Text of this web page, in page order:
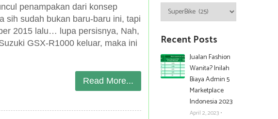
Kategori
Recent Posts
Jualan Fashion
Wanita? Inilah
Biaya Admin 5
Marketplace
Indonesia 2023
April 2, 2023 •
penampakan dari konsep
sih sudah bukan baru-baru ini, tapi
2015 lalu… lupa persisnya, Nah,
GSX-R1000 keluar, maka ini
Read More...